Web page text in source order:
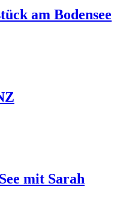
am Bodensee
mit Sarah